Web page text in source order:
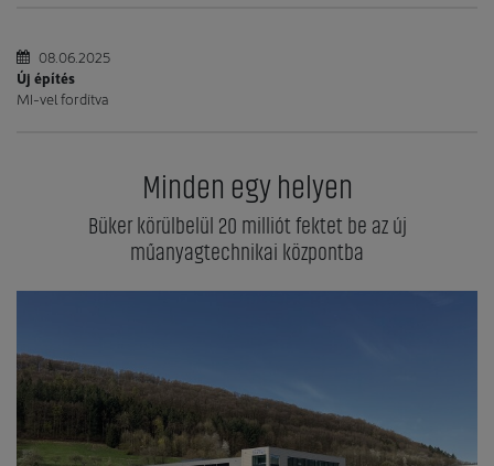
08.06.2025
Új építés
MI-vel fordítva
Minden egy helyen
Büker körülbelül 20 milliót fektet be az új
műanyagtechnikai központba